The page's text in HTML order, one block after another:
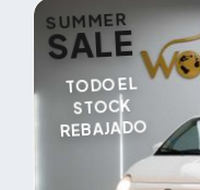
SUMMER
SALE
TODO EL
STOCK
REBAJADO